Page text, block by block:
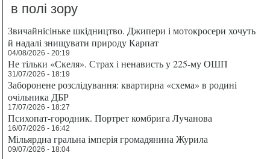
в полі зору
Звичайнісіньке шкідництво. Джипери і мотокросери хочуть
й надалі знищувати природу Карпат
04/08/2026 - 20:19
Не тільки «Скеля». Страх і ненависть у 225-му ОШП
31/07/2026 - 18:19
Заборонене розслідування: квартирна «схема» в родині
очільника ДБР
17/07/2026 - 18:27
Психопат-городник. Портрет комбрига Лучанова
16/07/2026 - 16:42
Мільярдна гральна імперія громадянина Журила
09/07/2026 - 18:04